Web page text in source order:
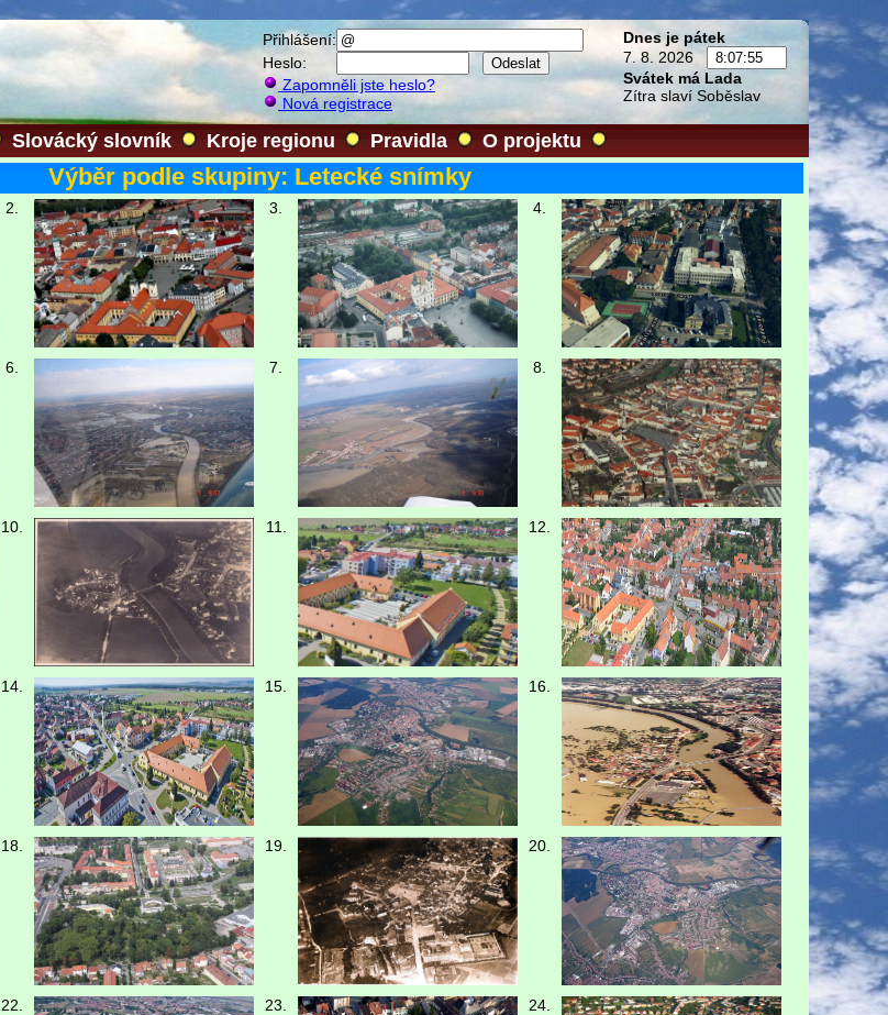
Přihlášení:
Heslo:
Zapomněli jste heslo?
Nová registrace
Dnes je pátek
7. 8. 2026
Svátek má Lada
Zítra slaví Soběslav
Slovácký slovník Kroje regionu Pravidla O projektu
Výběr podle skupiny: Letecké snímky
2. 3. 4.
6. 7. 8.
10. 11. 12.
14. 15. 16.
18. 19. 20.
22. 23. 24.